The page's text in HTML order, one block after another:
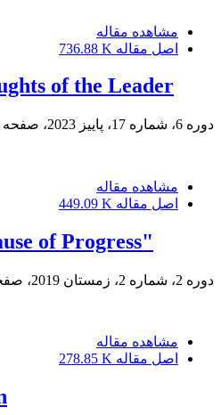
مشاهده مقاله
اصل مقاله 736.88 K
of the Leader
دوره 6، شماره 17، پاییز 2023، صفحه
مشاهده مقاله
اصل مقاله 449.09 K
of Progress"
دوره 2، شماره 2، زمستان 2019، صفحه
مشاهده مقاله
اصل مقاله 278.85 K